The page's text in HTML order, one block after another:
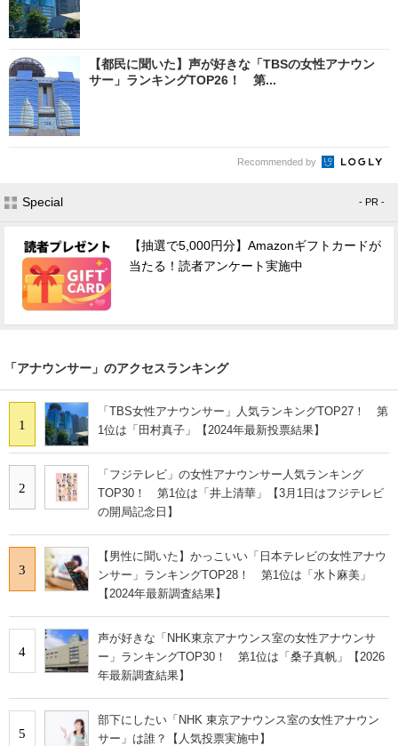
【都民に聞いた】声が好きな「TBSの女性アナウン
サー」ランキングTOP26！ 第...
Recommended by
Special - PR -
【抽選で5,000円分】Amazonギフトカードが
当たる！読者アンケート実施中
「アナウンサー」のアクセスランキング
1
「TBS女性アナウンサー」人気ランキングTOP27！ 第
1位は「田村真子」【2024年最新投票結果】
2
「フジテレビ」の女性アナウンサー人気ランキング
TOP30！ 第1位は「井上清華」【3月1日はフジテレビ
の開局記念日】
3
【男性に聞いた】かっこいい「日本テレビの女性アナウ
ンサー」ランキングTOP28！ 第1位は「水卜麻美」
【2024年最新調査結果】
4
声が好きな「NHK東京アナウンス室の女性アナウンサ
ー」ランキングTOP30！ 第1位は「桑子真帆」【2026
年最新調査結果】
5
部下にしたい「NHK 東京アナウンス室の女性アナウン
サー」は誰？【人気投票実施中】